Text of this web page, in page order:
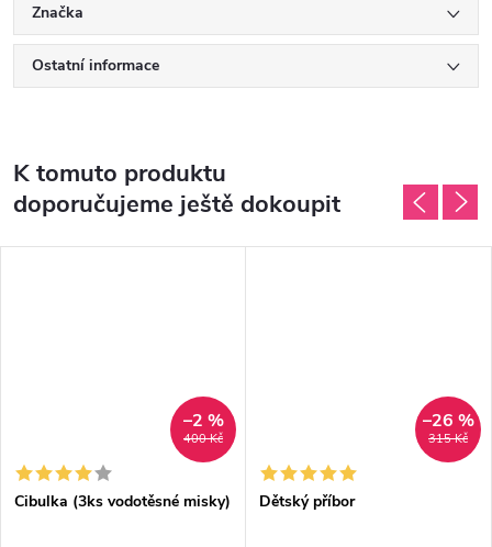
Značka
Ostatní informace
K tomuto produktu
doporučujeme ještě dokoupit
400 Kč
–2 %
Cibulka (3ks vodotěsné misky)
315 Kč
–26 %
Dětský příbor